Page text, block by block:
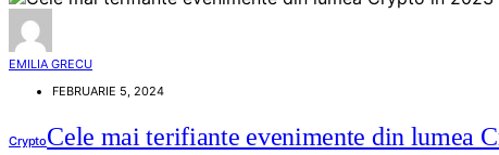
EMILIA GRECU
FEBRUARIE 5, 2024
CryptoCele mai terifiante evenimente din lumea